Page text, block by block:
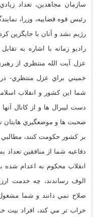
سازمان مجاهدين، تعداد
رئيس قوه قضاييه، وزرا،
رژيم نشد و آنان با جايگزين
راديو زمانه با اشاره به
عزل آيت الله منتظري از
شما اين كشور و انقلاب
دست ليبرال ها و از كانال
صحبت ها و موضعگيري هايتان
بر كشور حكومت كنند، مطالبي
دفاعيه شما از منافقين تعداد
انقلاب محكوم به اعدام شده
الوف رساندند، چه خدمت
صلاح نمي دانند و شما
خراب تر مي كند، افراد بيت